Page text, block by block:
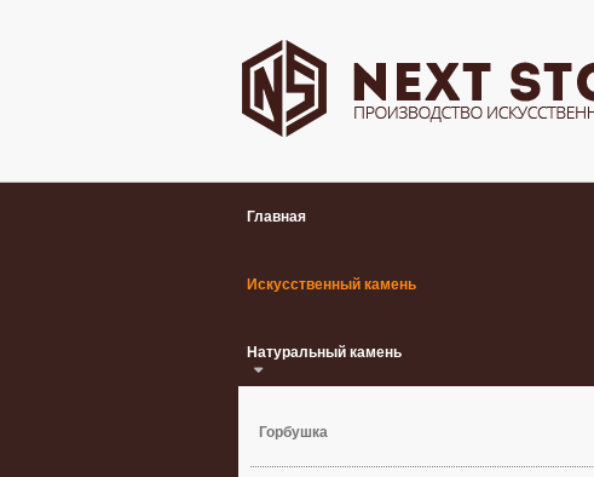
Главная
Искусственный камень
Натуральный камень
Горбушка